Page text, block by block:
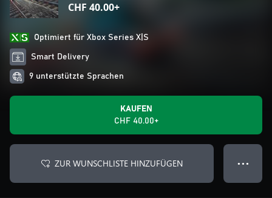
CHF 40.00+
Optimiert für Xbox Series X|S
Smart Delivery
9 unterstützte Sprachen
KAUFEN
CHF 40.00+
ZUR WUNSCHLISTE HINZUFÜGEN ● ● ●